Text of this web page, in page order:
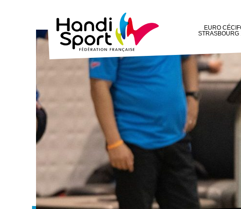
EURO
STRASBOURG